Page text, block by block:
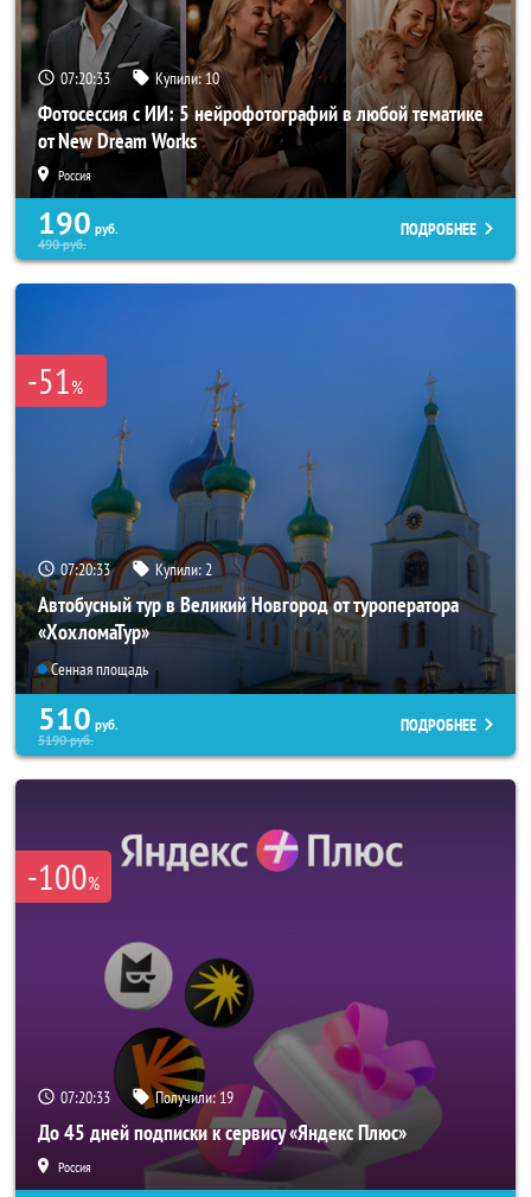
07:20:31 Купили:10
Фотосессия с ИИ: 5 нейрофотографий в любой тематике
от New Dream Works
Россия
190 руб.
490руб.
ПОДРОБНЕЕ
-51%
07:20:31 Купили: 2
Автобусный тур в Великий Новгород от туроператора
«ХохломаТур»
Сенная площадь
510 руб.
5190руб.
ПОДРОБНЕЕ
-100%
07:20:31 Получили:19
До 45 дней подписки к сервису «Яндекс Плюс»
Россия